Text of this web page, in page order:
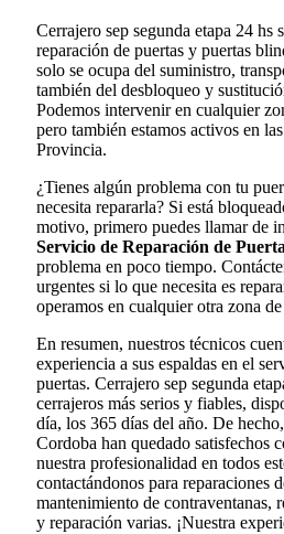
Cerrajero sep segunda etapa 24 hs
reparación de puertas y puertas
solo se ocupa del suministro,
también del desbloqueo y
Podemos intervenir en cualquier
pero también estamos activos en
Provincia.
¿Tienes algún problema con tu
necesita repararla? Si está
motivo, primero puedes llamar de
Servicio de Reparación de
problema en poco tiempo.
urgentes si lo que necesita es
operamos en cualquier otra zona
En resumen, nuestros técnicos
experiencia a sus espaldas en el
puertas. Cerrajero sep segunda
cerrajeros más serios y fiables,
día, los 365 días del año. De
Cordoba han quedado satisfechos
nuestra profesionalidad en todos
contactándonos para reparaciones
mantenimiento de contraventanas,
y reparación varias. ¡Nuestra